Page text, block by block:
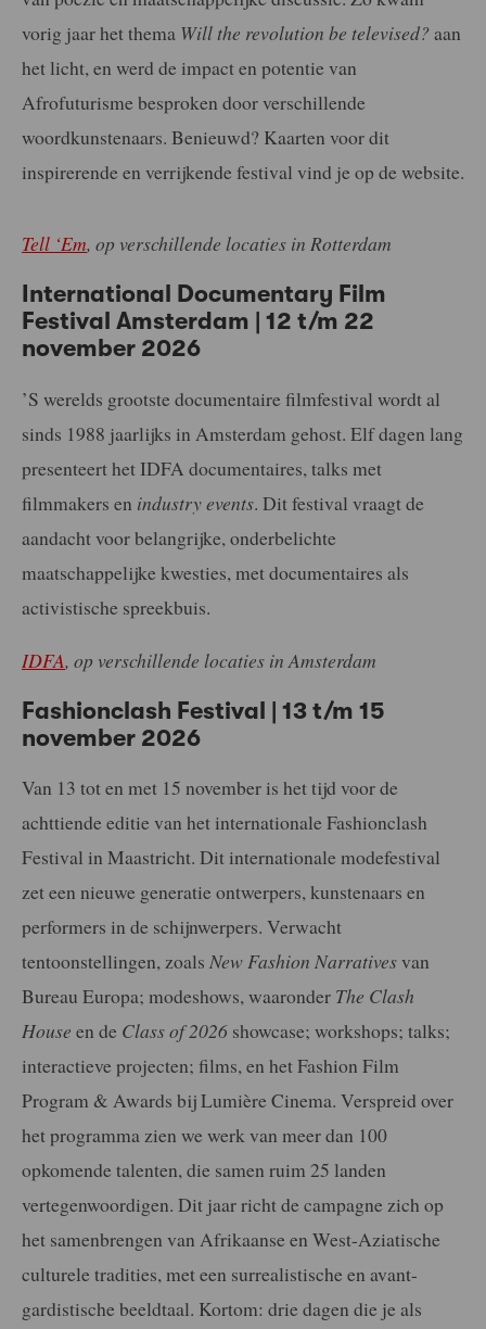
vorig jaar het thema Will the revolution be televised?aan
het licht, en werd de impact en potentie van
Afrofuturisme besproken door verschillende
woordkunstenaars. Benieuwd? Kaarten voor dit
inspirerende en verrijkende festival vind je op de website.
Tell ‘Em, op verschillende locaties in Rotterdam
International Documentary Film
Festival Amsterdam | 12 t/m 22
november 2026
’S werelds grootste documentaire filmfestival wordt al
sinds 1988 jaarlijks in Amsterdam gehost. Elf dagen lang
presenteert het IDFA documentaires, talks met
filmmakers en industry events. Dit festival vraagt de
aandacht voor belangrijke, onderbelichte
maatschappelijke kwesties, met documentaires als
activistische spreekbuis.
IDFA, op verschillende locaties in Amsterdam
Fashionclash Festival | 13 t/m 15
november 2026
Van 13 tot en met 15 november is het tijd voor de
achttiende editie van het internationale Fashionclash
Festival in Maastricht. Dit internationale modefestival
zet een nieuwe generatie ontwerpers, kunstenaars en
performers in de schijnwerpers. Verwacht
tentoonstellingen, zoals New Fashion Narrativesvan
Bureau Europa; modeshows, waaronder The Clash
House en de Class of 2026 showcase; workshops; talks;
interactieve projecten; films, en het Fashion Film
Program & Awards bij Lumière Cinema. Verspreid over
het programma zien we werk van meer dan 100
opkomende talenten, die samen ruim 25 landen
vertegenwoordigen. Dit jaar richt de campagne zich op
het samenbrengen van Afrikaanse en West-Aziatische
culturele tradities, met een surrealistische en avant-
gardistische beeldtaal. Kortom: drie dagen die je als